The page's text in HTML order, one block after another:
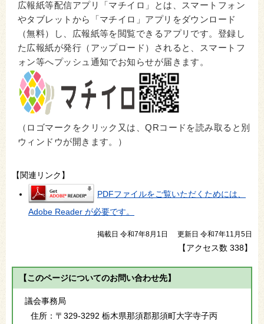
広報紙等配信アプリ「マチイロ」とは、スマートフォン
やタブレットから「マチイロ」アプリをダウンロード
（無料）し、広報紙等を閲覧できるアプリです。登録し
た広報紙が発行（アップロード）されると、スマートフ
ォン等へプッシュ通知でお知らせが届きます。
（ロゴマークをクリック又は、QRコードを読み取ると別
ウィンドウが開きます。）
【関連リンク】
PDFファイルをご覧いただくためには、
Adobe Reader が必要です。
掲載日 令和7年8月1日 更新日 令和7年11月5日
【アクセス数 338】
【このページについてのお問い合わせ先】
議会事務局
住所： 〒329-3292 栃木県那須郡那須町大字寺子丙